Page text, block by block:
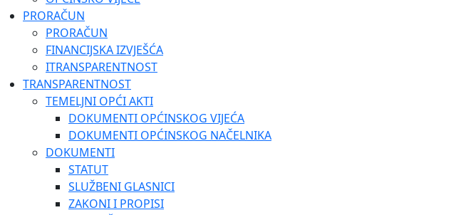
PRORAČUN
PRORAČUN
FINANCIJSKA IZVJEŠĆA
ITRANSPARENTNOST
TRANSPARENTNOST
TEMELJNI OPĆI AKTI
DOKUMENTI OPĆINSKOG VIJEĆA
DOKUMENTI OPĆINSKOG NAČELNIKA
DOKUMENTI
STATUT
SLUŽBENI GLASNICI
ZAKONI I PROPISI